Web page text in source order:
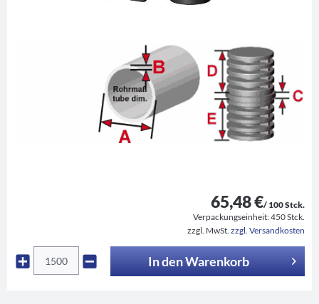
65,48 €/ 100 Stck.
Verpackungseinheit:450 Stck.
zzgl. MwSt. zzgl. Versandkosten
In denWarenkorb